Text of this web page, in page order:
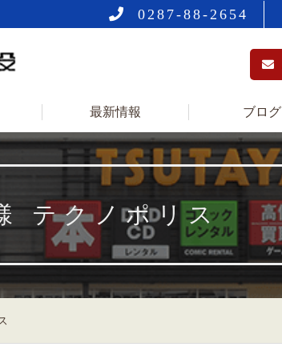
0287-88-2654
最新情報 ブログ
テクノポリス